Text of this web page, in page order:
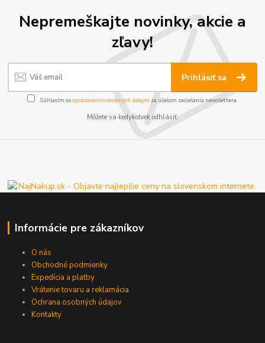
Nepremeškajte novinky, akcie a
zľavy!
Prihlásiť sa
Súhlasím sospracovaním osobných údajov za účelom zasielania newslettera.
Môžete sa kedykoľvek odhlásiť.
Informácie pre zákazníkov
O nás
Obchodné podmienky
Expedícia a platby
Vrátenie tovaru a reklamácia
Ochrana osobných údajov
Kontakty